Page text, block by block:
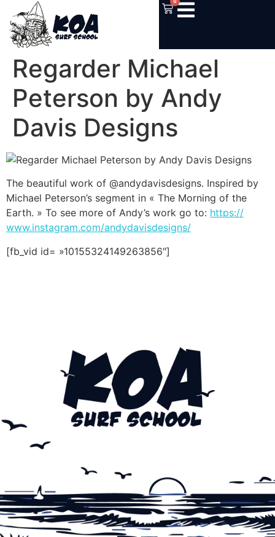
Regarder Michael
Peterson by Andy
Davis Designs
The beautiful work of @andydavisdesigns. Inspired by
Michael Peterson’s segment in « The Morning of the
Earth. » To see more of Andy’s work go to: https://
www.instagram.com/andydavisdesigns/
[fb_vid id= »10155324149263856″]